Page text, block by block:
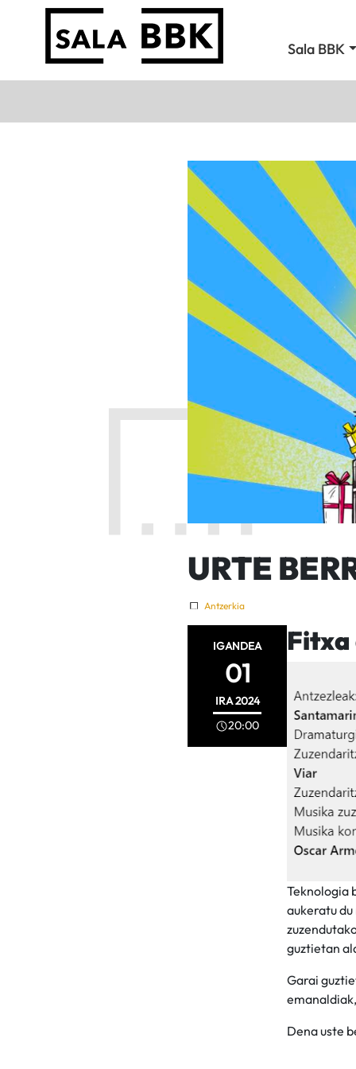
Sala BBK
URTE
Antzerkia
IGANDEA
01
IRA2024
20:00
Teknologia
aukeratu
guztietan
Garai
Dena uste